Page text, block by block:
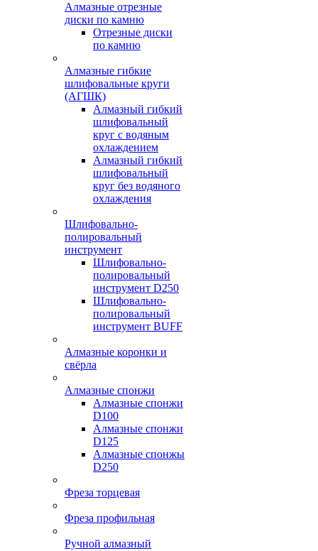
Алмазные отрезные
диски по камню
Отрезные диски
по камню
Алмазные гибкие
шлифовальные круги
(АГШК)
Алмазный гибкий
шлифовальный
круг с водяным
охлаждением
Алмазный гибкий
шлифовальный
круг без водяного
охлаждения
Шлифовально-
полировальный
инструмент
Шлифовально-
полировальный
инструмент D250
Шлифовально-
полировальный
инструмент BUFF
Алмазные коронки и
свёрла
Алмазные спонжи
Алмазные спонжи
D100
Алмазные спонжи
D125
Алмазные спонжы
D250
Фреза торцевая
Фреза профильная
Ручной алмазный